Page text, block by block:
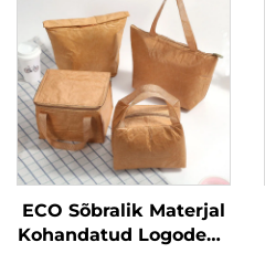
kordkasutatavad
ostukotid 6 pudelile
ECO Sõbralik Materjal
Kohandatud Logodega